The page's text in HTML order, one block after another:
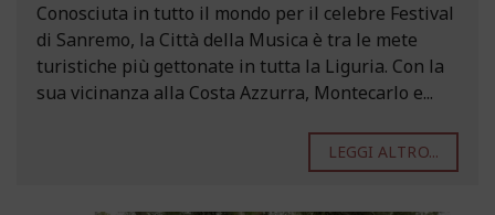
Conosciuta in tutto il mondo per il celebre Festival
di Sanremo, la Città della Musica è tra le mete
turistiche più gettonate in tutta la Liguria. Con la
sua vicinanza alla Costa Azzurra, Montecarlo e...
LEGGI ALTRO...